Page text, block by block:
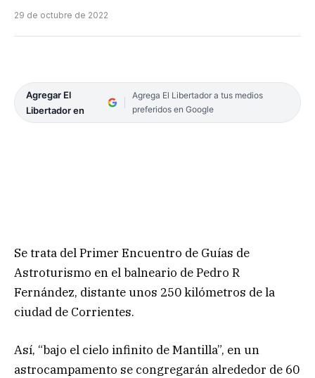
29 de octubre de 2022
Agregar El
Libertador en
Agrega El Libertador a tus medios
preferidos en Google
Se trata del Primer Encuentro de Guías de
Astroturismo en el balneario de Pedro R
Fernández, distante unos 250 kilómetros de la
ciudad de Corrientes.
Así, “bajo el cielo infinito de Mantilla”, en un
astrocampamento se congregarán alrededor de 60